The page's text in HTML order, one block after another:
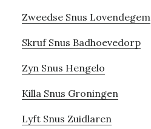
Zweedse Snus Lovendegem
Skruf Snus Badhoevedorp
Zyn Snus Hengelo
Killa Snus Groningen
Lyft Snus Zuidlaren